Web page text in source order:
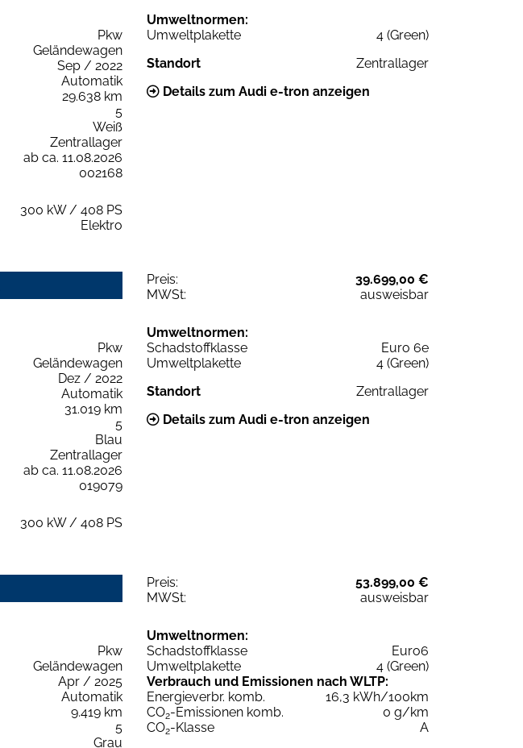
Pkw
Geländewagen
Sep / 2022
Automatik
29.638 km
5
Weiß
Zentrallager
ab ca. 11.08.2026
002168
300 kW / 408 PS
Elektro
Umweltnormen:
Umweltplakette
4 (Green)
Standort
Zentrallager
Details zum Audi e-tron anzeigen
Preis:
39.699,00 €
MWSt:
ausweisbar
Pkw
Geländewagen
Dez / 2022
Automatik
31.019 km
5
Blau
Zentrallager
ab ca. 11.08.2026
019079
300 kW / 408 PS
Umweltnormen:
Schadstoffklasse
Euro 6e
Umweltplakette
4 (Green)
Standort
Zentrallager
Details zum Audi e-tron anzeigen
Preis:
53.899,00 €
MWSt:
ausweisbar
Pkw
Geländewagen
Apr / 2025
Automatik
9.419 km
5
Grau
Umweltnormen:
Schadstoffklasse
Euro6
Umweltplakette
4 (Green)
Verbrauch und Emissionen nach WLTP:
Energieverbr. komb.
16,3 kWh/100km
CO2-Emissionen komb.
0 g/km
CO2-Klasse A